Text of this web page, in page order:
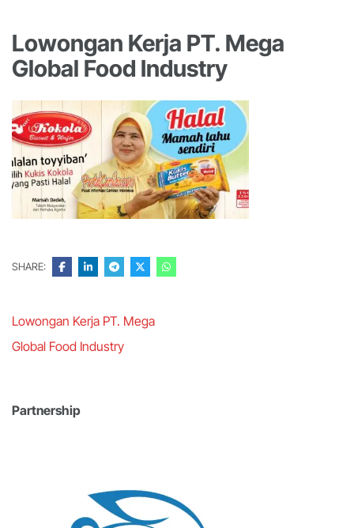
Lowongan Kerja PT. Mega
Global Food Industry
SHARE:
Post
navigation
Lowongan Kerja PT. Mega
Global Food Industry
Partnership